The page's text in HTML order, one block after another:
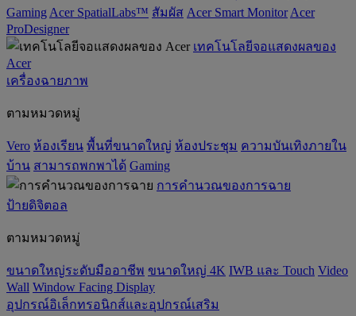
Gaming Acer SpatialLabs™ สัมผัส Acer Smart Monitor Acer
ProDesigner
เทคโนโลยีจอแสดงผลของ
Acer
เครื่องฉายภาพ
ตามหมวดหมู่
Vero ห้องเรียน พื้นที่ขนาดใหญ่ ห้องประชุม ความบันเทิงภายใน
บ้าน สามารถพกพาได้ Gaming
การคำนวณของการฉาย
ป้ายดิจิตอล
ตามหมวดหมู่
ขนาดใหญ่ระดับมืออาชีพ ขนาดใหญ่ 4K IWB และ Touch Video
Wall Window Facing Display
อุปกรณ์อิเล็กทรอนิกส์และอุปกรณ์เสริม